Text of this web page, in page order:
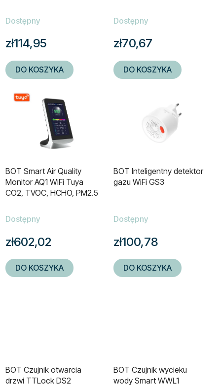
Dostępny
zł114,95
DO KOSZYKA
Dostępny
zł70,67
DO KOSZYKA
BOT Smart Air Quality
Monitor AQ1 WiFi Tuya
CO2, TVOC, HCHO, PM2.5
Dostępny
zł602,02
DO KOSZYKA
BOT Inteligentny detektor
gazu WiFi GS3
Dostępny
zł100,78
DO KOSZYKA
BOT Czujnik otwarcia
drzwi TTLock DS2
BOT Czujnik wycieku
wody Smart WWL1